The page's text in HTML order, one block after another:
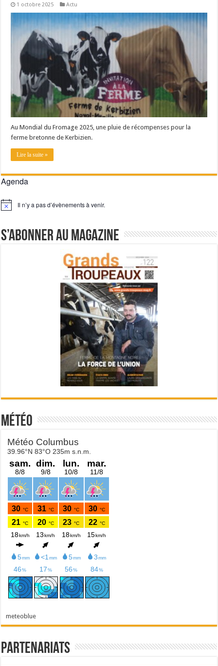
Un été fructueux pour Lactalis
1 octobre 2025 Actu
Au Mondial du Fromage 2025, une pluie de récompenses pour la
ferme bretonne de Kerbizien.
Lire la suite »
Agenda
Notice Il n’y a pas d’évènements à venir.
S’abonner au magazine
Météo
meteoblue
Partenariats